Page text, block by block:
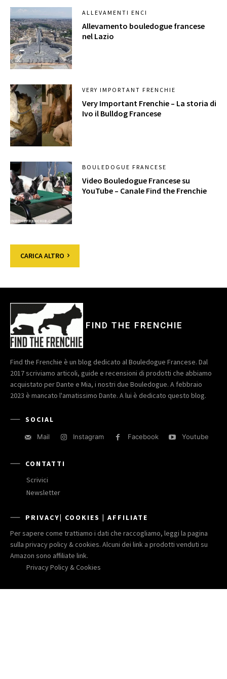
ALLEVAMENTI ENCI
Allevamento bouledogue francese
nel Lazio
VERY IMPORTANT FRENCHIE
Very Important Frenchie – La storia di
Ivo il Bulldog Francese
BOULEDOGUE FRANCESE
Video Bouledogue Francese su
YouTube – Canale Find the Frenchie
CARICA ALTRO
FIND THE FRENCHIE
Find the Frenchie è un blog dedicato al Bouledogue Francese. Dal
2017 scriviamo articoli, guide e recensioni di prodotti che abbiamo
acquistato per Dante e Mia, i nostri due Bouledogue. A febbraio
2023 è mancato l'amatissimo Dante. A lui è dedicato questo blog.
SOCIAL
Mail Instagram Facebook Youtube
CONTATTI
Scrivici
Newsletter
PRIVACY| COOKIES | AFFILIATE
Per sapere come trattiamo i dati che raccogliamo, leggi la pagina
sulla privacy policy & cookies. Alcuni dei link a prodotti venduti su
Amazon sono affiliate link.
Privacy Policy & Cookies